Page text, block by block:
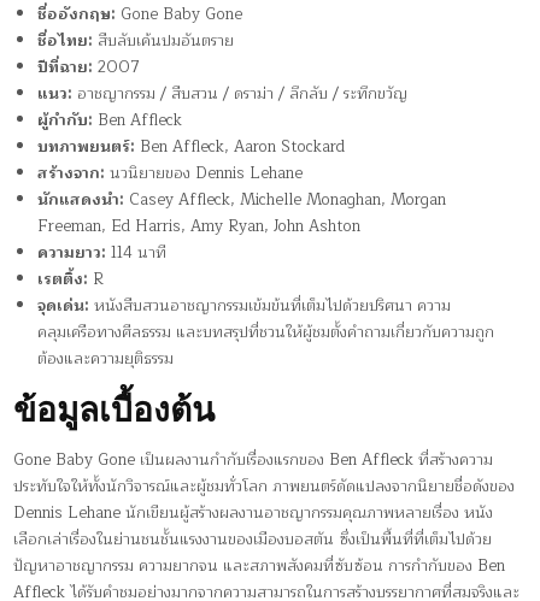
ชื่ออังกฤษ: Gone Baby Gone
ชื่อไทย: สืบลับเค้นปมอันตราย
ปีที่ฉาย: 2007
แนว: อาชญากรรม / สืบสวน / ดราม่า / ลึกลับ / ระทึกขวัญ
ผู้กำกับ: Ben Affleck
บทภาพยนตร์: Ben Affleck, Aaron Stockard
สร้างจาก: นวนิยายของ Dennis Lehane
นักแสดงนำ: Casey Affleck, Michelle Monaghan, Morgan
Freeman, Ed Harris, Amy Ryan, John Ashton
ความยาว: 114 นาที
เรตติ้ง: R
จุดเด่น: หนังสืบสวนอาชญากรรมเข้มข้นที่เต็มไปด้วยปริศนา ความ
คลุมเครือทางศีลธรรม และบทสรุปที่ชวนให้ผู้ชมตั้งคำถามเกี่ยวกับความถูก
ต้องและความยุติธรรม
ข้อมูลเบื้องต้น
Gone Baby Gone เป็นผลงานกำกับเรื่องแรกของ Ben Affleck ที่สร้างความ
ประทับใจให้ทั้งนักวิจารณ์และผู้ชมทั่วโลก ภาพยนตร์ดัดแปลงจากนิยายชื่อดังของ
Dennis Lehane นักเขียนผู้สร้างผลงานอาชญากรรมคุณภาพหลายเรื่อง หนัง
เลือกเล่าเรื่องในย่านชนชั้นแรงงานของเมืองบอสตัน ซึ่งเป็นพื้นที่ที่เต็มไปด้วย
ปัญหาอาชญากรรม ความยากจน และสภาพสังคมที่ซับซ้อน การกำกับของ Ben
Affleck ได้รับคำชมอย่างมากจากความสามารถในการสร้างบรรยากาศที่สมจริงและ